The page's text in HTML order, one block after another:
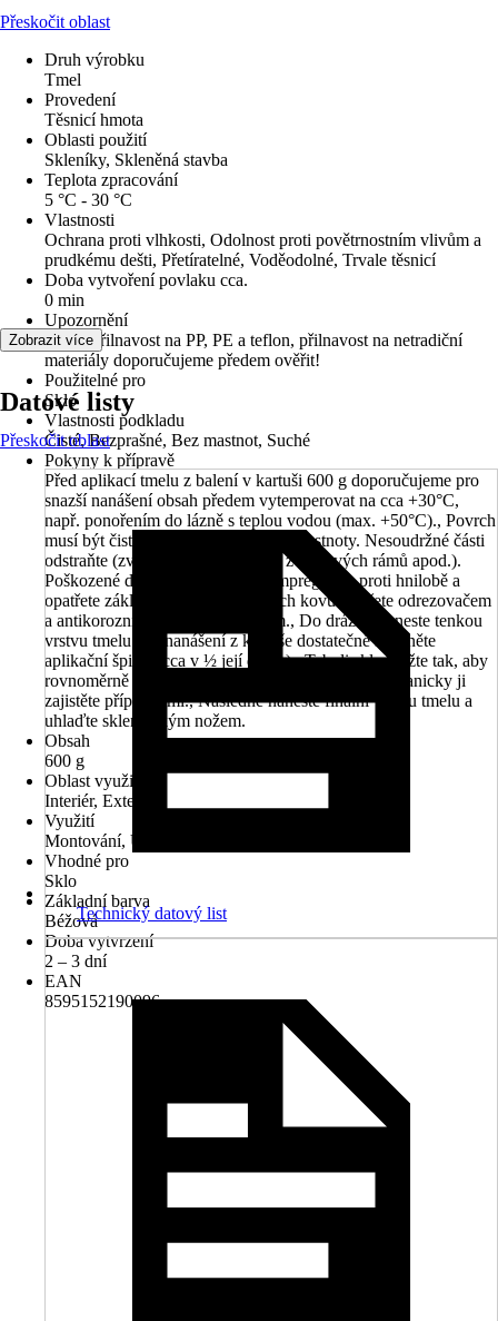
Přeskočit oblast
Druh výrobku
Tmel
Provedení
Těsnicí hmota
Oblasti použití
Skleníky, Skleněná stavba
Teplota zpracování
5 °C - 30 °C
Vlastnosti
Ochrana proti vlhkosti, Odolnost proti povětrnostním vlivům a
prudkému dešti, Přetíratelné, Voděodolné, Trvale těsnicí
Doba vytvoření povlaku cca.
0 min
Upozornění
Nemá přilnavost na PP, PE a teflon, přilnavost na netradiční
materiály doporučujeme předem ověřit!
Použitelné pro
Sklo
Vlastnosti podkladu
Čisté, Bezprašné, Bez mastnot, Suché
Pokyny k přípravě
Před aplikací tmelu z balení v kartuši 600 g doporučujeme pro
snazší nanášení obsah předem vytemperovat na cca +30°C,
např. ponořením do lázně s teplou vodou (max. +50°C)., Povrch
musí být čistý, suchý, bez prachu a mastnoty. Nesoudržné části
odstraňte (zvětralé části dřeva, rez z kovových rámů apod.).
Poškozené dřevo reprofilujte, naimpregnujte proti hnilobě a
opatřete základním nátěrem. Povrch kovu ošetřete odrezovačem
a antikorozním základním nátěrem., Do drážky naneste tenkou
vrstvu tmelu (při nanášení z kartuše dostatečně seřízněte
aplikační špičku cca v ½ její délky)., Tabuli skla uložte tak, aby
rovnoměrně přilnula po celém obvodu okna a mechanicky ji
zajistěte příponkami., Následně naneste finální vrstvu tmelu a
uhlaďte sklenářským nožem.
Obsah
600 g
Oblast využití
Interiér, Exteriér
Využití
Montování, Utěsňování, Vyplňování, Opravování
Vhodné pro
Sklo
Základní barva
Béžová
Doba vytvrzení
2 – 3 dní
EAN
8595152190096
Zobrazit více
Datové listy
Přeskočit oblast
Technický datový list